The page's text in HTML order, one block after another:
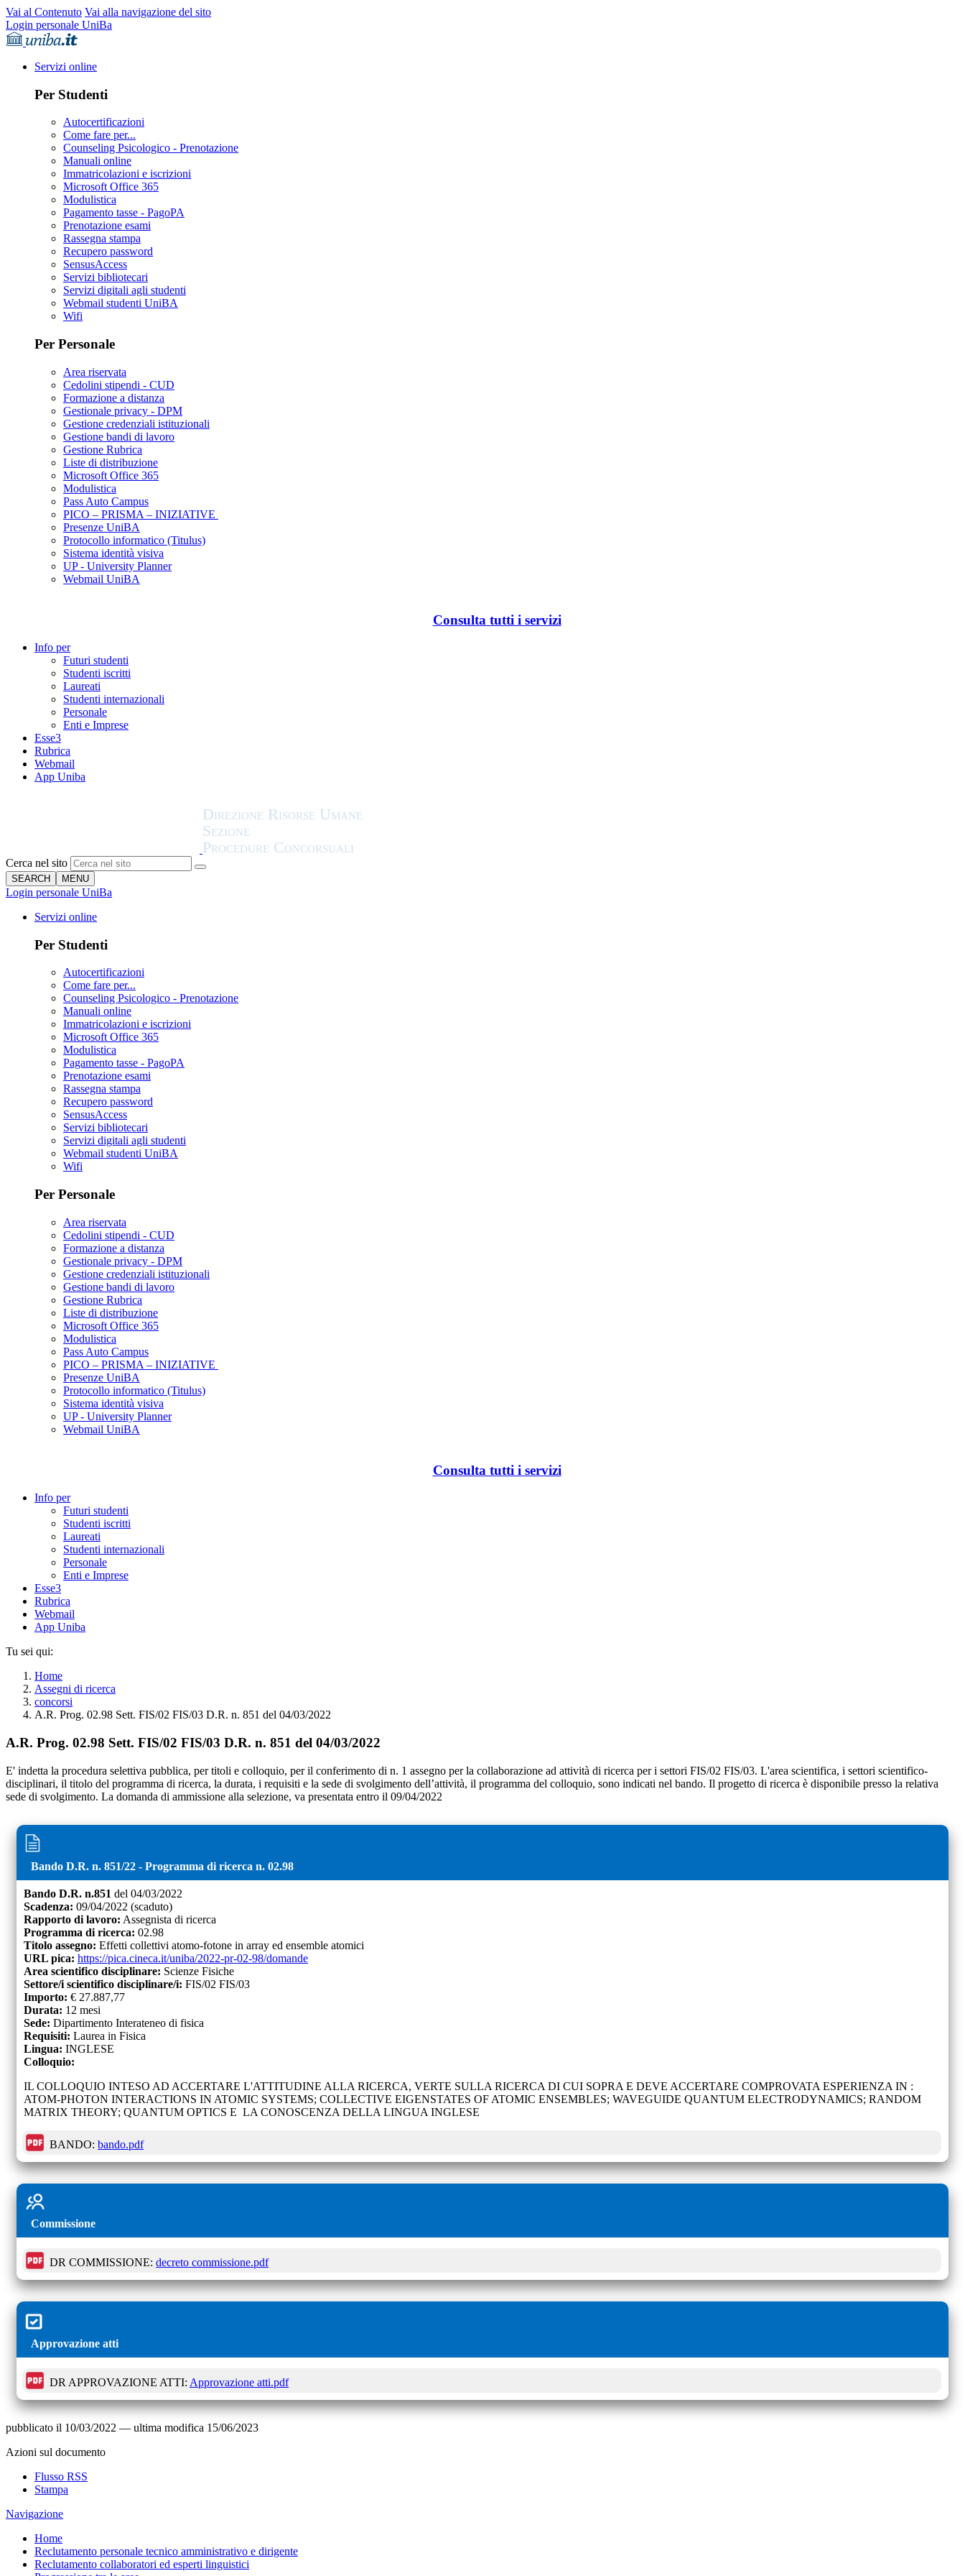
Vai al Contenuto Vai alla navigazione del sito
Login personale UniBa
Servizi online
Per Studenti
Autocertificazioni
Come fare per...
Counseling Psicologico - Prenotazione
Manuali online
Immatricolazioni e iscrizioni
Microsoft Office 365
Modulistica
Pagamento tasse - PagoPA
Prenotazione esami
Rassegna stampa
Recupero password
SensusAccess
Servizi bibliotecari
Servizi digitali agli studenti
Webmail studenti UniBA
Wifi
Per Personale
Area riservata
Cedolini stipendi - CUD
Formazione a distanza
Gestionale privacy - DPM
Gestione credenziali istituzionali
Gestione bandi di lavoro
Gestione Rubrica
Liste di distribuzione
Microsoft Office 365
Modulistica
Pass Auto Campus
PICO – PRISMA – INIZIATIVE
Presenze UniBA
Protocollo informatico (Titulus)
Sistema identità visiva
UP - University Planner
Webmail UniBA
Consulta tutti i servizi
Info per
Futuri studenti
Studenti iscritti
Laureati
Studenti internazionali
Personale
Enti e Imprese
Esse3
Rubrica
Webmail
App Uniba
Cerca nel sito
SEARCH MENU
Login personale UniBa
Servizi online
Per Studenti
Autocertificazioni
Come fare per...
Counseling Psicologico - Prenotazione
Manuali online
Immatricolazioni e iscrizioni
Microsoft Office 365
Modulistica
Pagamento tasse - PagoPA
Prenotazione esami
Rassegna stampa
Recupero password
SensusAccess
Servizi bibliotecari
Servizi digitali agli studenti
Webmail studenti UniBA
Wifi
Per Personale
Area riservata
Cedolini stipendi - CUD
Formazione a distanza
Gestionale privacy - DPM
Gestione credenziali istituzionali
Gestione bandi di lavoro
Gestione Rubrica
Liste di distribuzione
Microsoft Office 365
Modulistica
Pass Auto Campus
PICO – PRISMA – INIZIATIVE
Presenze UniBA
Protocollo informatico (Titulus)
Sistema identità visiva
UP - University Planner
Webmail UniBA
Consulta tutti i servizi
Info per
Futuri studenti
Studenti iscritti
Laureati
Studenti internazionali
Personale
Enti e Imprese
Esse3
Rubrica
Webmail
App Uniba
Tu sei qui:
Home
Assegni di ricerca
concorsi
A.R. Prog. 02.98 Sett. FIS/02 FIS/03 D.R. n. 851 del 04/03/2022
A.R. Prog. 02.98 Sett. FIS/02 FIS/03 D.R. n. 851 del 04/03/2022
E' indetta la procedura selettiva pubblica, per titoli e colloquio, per il conferimento di n. 1 assegno per la collaborazione ad attività di ricerca per i settori FIS/02 FIS/03. L'area scientifica, i settori scientifico-
disciplinari, il titolo del programma di ricerca, la durata, i requisiti e la sede di svolgimento dell’attività, il programma del colloquio, sono indicati nel bando. Il progetto di ricerca è disponibile presso la relativa
sede di svolgimento. La domanda di ammissione alla selezione, va presentata entro il 09/04/2022
Bando D.R. n. 851/22 - Programma di ricerca n. 02.98
Bando D.R. n.851 del 04/03/2022
Scadenza: 09/04/2022 (scaduto)
Rapporto di lavoro: Assegnista di ricerca
Programma di ricerca: 02.98
Titolo assegno: Effetti collettivi atomo-fotone in array ed ensemble atomici
URL pica: https://pica.cineca.it/uniba/2022-pr-02-98/domande
Area scientifico disciplinare: Scienze Fisiche
Settore/i scientifico disciplinare/i: FIS/02 FIS/03
Importo: € 27.887,77
Durata: 12 mesi
Sede: Dipartimento Interateneo di fisica
Requisiti: Laurea in Fisica
Lingua: INGLESE
Colloquio:
IL COLLOQUIO INTESO AD ACCERTARE L'ATTITUDINE ALLA RICERCA, VERTE SULLA RICERCA DI CUI SOPRA E DEVE ACCERTARE COMPROVATA ESPERIENZA IN :
ATOM-PHOTON INTERACTIONS IN ATOMIC SYSTEMS; COLLECTIVE EIGENSTATES OF ATOMIC ENSEMBLES; WAVEGUIDE QUANTUM ELECTRODYNAMICS; RANDOM
MATRIX THEORY; QUANTUM OPTICS E LA CONOSCENZA DELLA LINGUA INGLESE
BANDO: bando.pdf
Commissione
DR COMMISSIONE: decreto commissione.pdf
Approvazione atti
DR APPROVAZIONE ATTI: Approvazione atti.pdf
pubblicato il 10/03/2022 — ultima modifica 15/06/2023
Azioni sul documento
Flusso RSS
Stampa
Navigazione
Home
Reclutamento personale tecnico amministrativo e dirigente
Reclutamento collaboratori ed esperti linguistici